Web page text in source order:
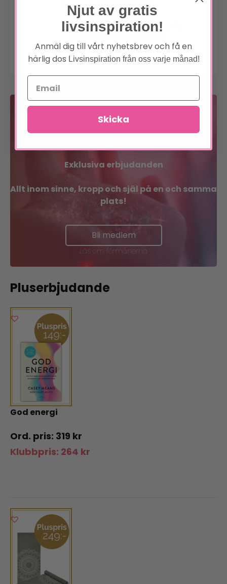
Dela med en vän
Posted inNyheterTaggedandlighet
Leave a Comment
Öppningshälsning
Metatron
Bli medlem
Exklusiva erbjudanden
Allt inom sinne, kropp och själ på en och samma
plats!
Bli medlem
Läs om förmånerna
Pluserbjudande
God energi
319 kr
Klubbpris: 264 kr
Njut av gratis
livsinspiration!
Anmäl dig till vårt nyhetsbrev och få en
härlig dos Livsinspiration från oss varje månad!
Skicka